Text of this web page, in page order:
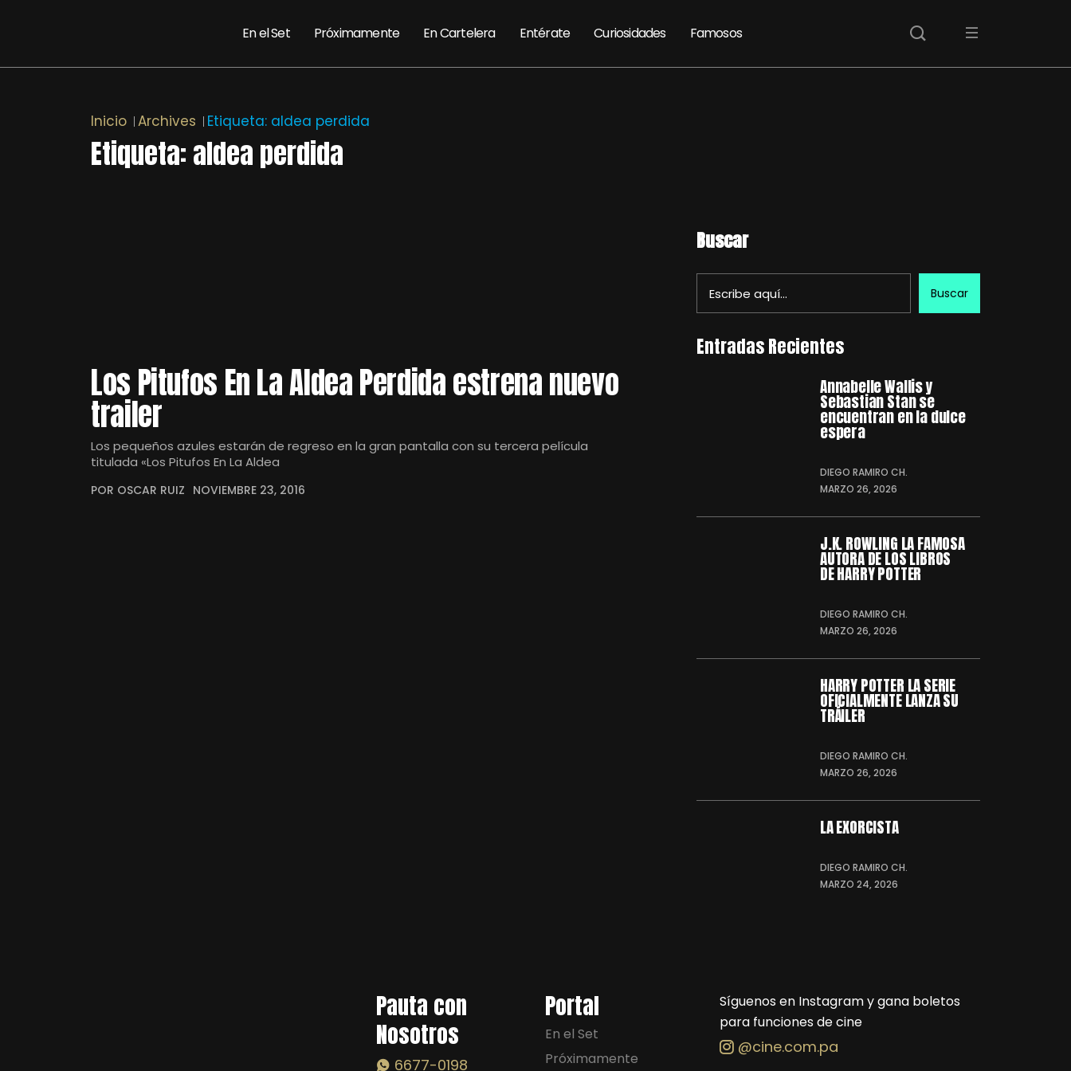
En el Set Próximamente En Cartelera Entérate Curiosidades Famosos
Inicio Archives Etiqueta: aldea perdida
Etiqueta:aldea perdida
Los Pitufos En La Aldea Perdida estrena nuevo
trailer
Los pequeños azules estarán de regreso en la gran pantalla con su tercera película
titulada «Los Pitufos En La Aldea
POR OSCAR RUIZ NOVIEMBRE 23, 2016
Buscar
Buscar
Entradas Recientes
Annabelle Wallis y
Sebastian Stan se
encuentran en la dulce
espera
DIEGO RAMIRO CH.
MARZO 26, 2026
J.K. ROWLING LA FAMOSA
AUTORA DE LOS LIBROS
DE HARRY POTTER
DIEGO RAMIRO CH.
MARZO 26, 2026
HARRY POTTER LA SERIE
OFICIALMENTE LANZA SU
TRÁILER
DIEGO RAMIRO CH.
MARZO 26, 2026
LA EXORCISTA
DIEGO RAMIRO CH.
MARZO 24, 2026
Pauta con
Nosotros
6677-0198
Portal
En el Set
Próximamente
Síguenos en Instagram y gana boletos
para funciones de cine
@cine.com.pa